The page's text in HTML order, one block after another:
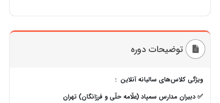
توضیحات دوره
ویژگی کلاس‌های سالیانه آنلاین :
✅ دبیران مدارس سمپاد (علّامه حلّی و فرزانگان) تهران